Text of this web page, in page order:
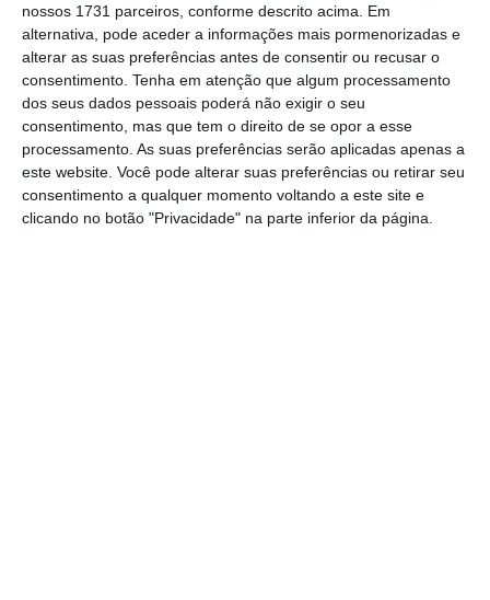
nossos 1731 parceiros, conforme descrito acima. Em
alternativa, pode aceder a informações mais pormenorizadas e
alterar as suas preferências antes de consentir ou recusar o
consentimento. Tenha em atenção que algum processamento
dos seus dados pessoais poderá não exigir o seu
consentimento, mas que tem o direito de se opor a esse
processamento. As suas preferências serão aplicadas apenas a
este website. Você pode alterar suas preferências ou retirar seu
consentimento a qualquer momento voltando a este site e
clicando no botão "Privacidade" na parte inferior da página.
segue o mesmo racional usado nas carreiras
gerais e no caso dos docentes
(a recuperação
de 70% do módulo padrão), mas comuma
mecânica de aplicação diferente.
É que no caso dos professores, os dois anos,
nove meses e dois dias serão contabilizados
“no momento da progressão ao escalão